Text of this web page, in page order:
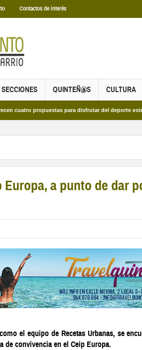
Contactos de interés
SECCIONES QUINTEÑ@S CULTURA
propuestas para disfrutar del deporte este verano
a punto de dar
el equipo de Recetas Urbanas, se
de convivencia en el Ceip Europa.